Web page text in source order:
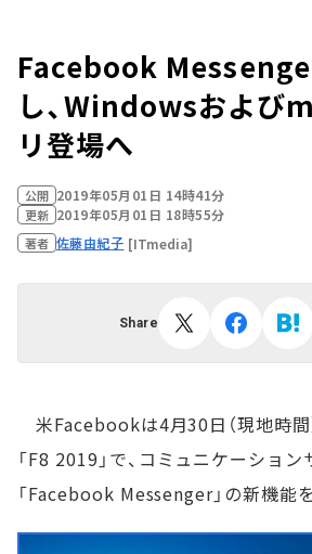
Facebook
し、Windowsおよび
リ登場へ
公開 2019年05月01日 14時41分
更新 2019年05月01日 18時55分
著者 佐藤由紀子 [ITmedia]
Share
米Facebookは4月30日（現地時間
「F8 2019」で、コミュニケーショ
「Facebook Messenger」の新機能